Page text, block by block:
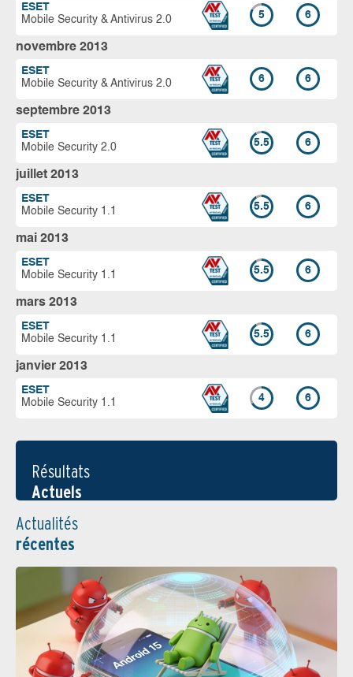
ESET
Mobile Security & Antivirus 2.0
5 6
novembre 2013
ESET
Mobile Security & Antivirus 2.0
6 6
septembre 2013
ESET
Mobile Security 2.0
5.5 6
juillet 2013
ESET
Mobile Security 1.1
5.5 6
mai 2013
ESET
Mobile Security 1.1
5.5 6
mars 2013
ESET
Mobile Security 1.1
5.5 6
janvier 2013
ESET
Mobile Security 1.1
4 6
Résultats
Actuels
Actualités
récentes